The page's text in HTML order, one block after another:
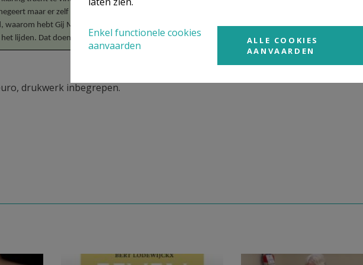
maar er zelf in binnengaat. Zo klinkt de pijnlijke realiteit van het lijden scherp in Jezus’
waarom hebt Gij Mij verlaten?”. In dit seminarie gaan we samen met de cursisten op zoek naar
lijden. Dat doen we via impulsen, (Bijbelse) teksten, religieuze kunt en uitwisseling.
drukwerk inbegrepen.
Enkel functionele cookies
aanvaarden
ALLE COOKIES
AANVAARDEN